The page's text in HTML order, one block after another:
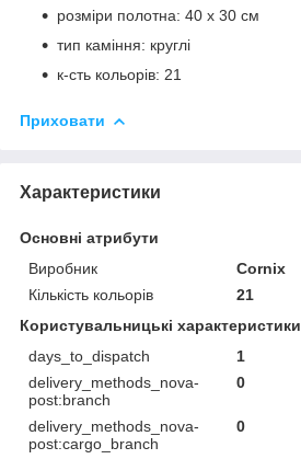
розміри полотна: 40 x 30 см
тип каміння: круглі
к-сть кольорів: 21
Приховати
Характеристики
Основні атрибути
Виробник
Cornix
Кількість кольорів
21
Користувальницькі характеристики
days_to_dispatch
1
delivery_methods_nova-
post:branch
0
delivery_methods_nova-
post:cargo_branch
0